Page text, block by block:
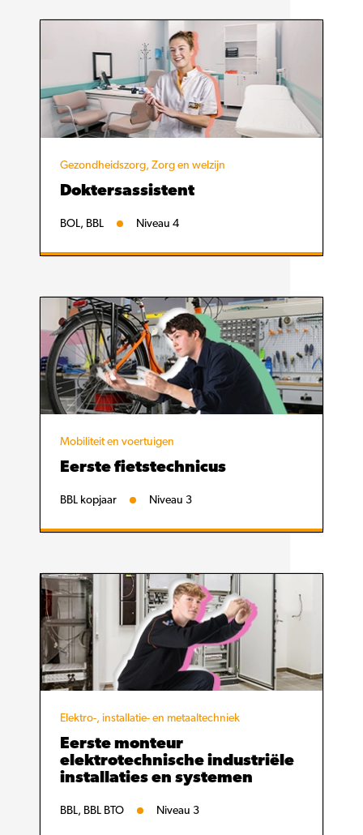
Gezondheidszorg, Zorg en welzijn
Doktersassistent
BOL, BBL Niveau 4
Mobiliteit en voertuigen
Eerste fietstechnicus
BBL kopjaar Niveau 3
Elektro-, installatie- en metaaltechniek
Eerste monteur
elektrotechnische industriële
installaties en systemen
BBL, BBL BTO Niveau 3